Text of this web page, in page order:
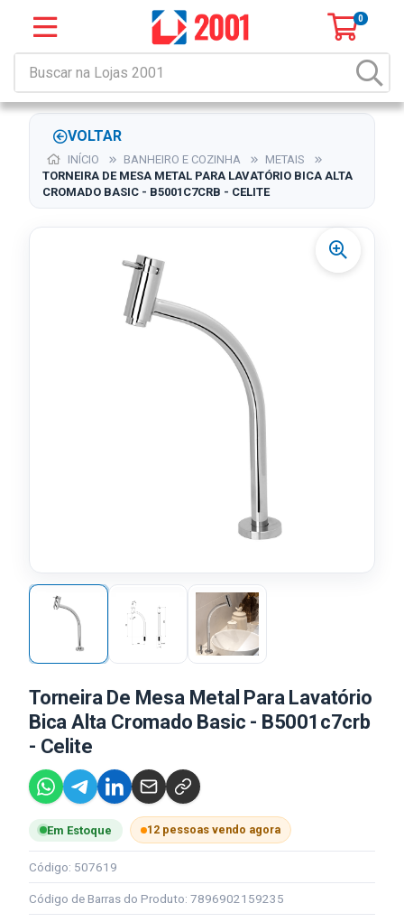
0
VOLTAR
INÍCIO BANHEIRO E COZINHA
METAIS
TORNEIRA DE MESA METAL PARA LAVATÓRIO BICA ALTA
CROMADO BASIC - B5001C7CRB - CELITE
Torneira De Mesa Metal Para Lavatório
Bica Alta Cromado Basic - B5001c7crb
- Celite
Em Estoque 12 pessoas vendo agora
Código: 507619
Código de Barras do Produto: 7896902159235